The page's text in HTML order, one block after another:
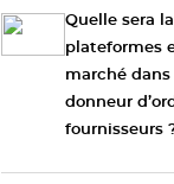
Quelle sera
plateformes
marché
donneur
fournisseurs